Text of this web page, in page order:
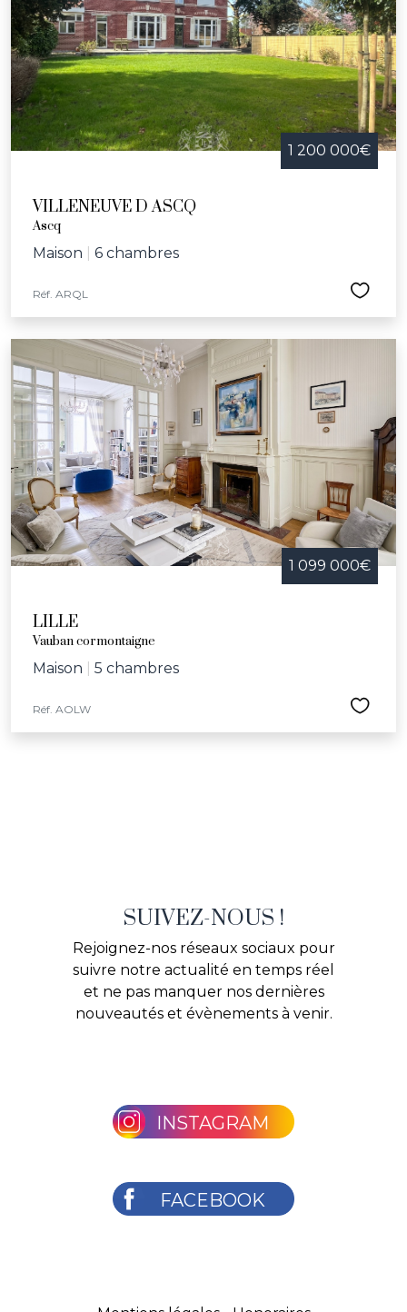
1 200 000€
VILLENEUVE D ASCQ
Ascq
Maison 6 chambres
Réf. ARQL
1 099 000€
LILLE
Vauban cormontaigne
Maison 5 chambres
Réf. AOLW
SUIVEZ-NOUS !
Rejoignez-nos réseaux sociaux pour
suivre notre actualité en temps réel
et ne pas manquer nos dernières
nouveautés et évènements à venir.
INSTAGRAM
FACEBOOK